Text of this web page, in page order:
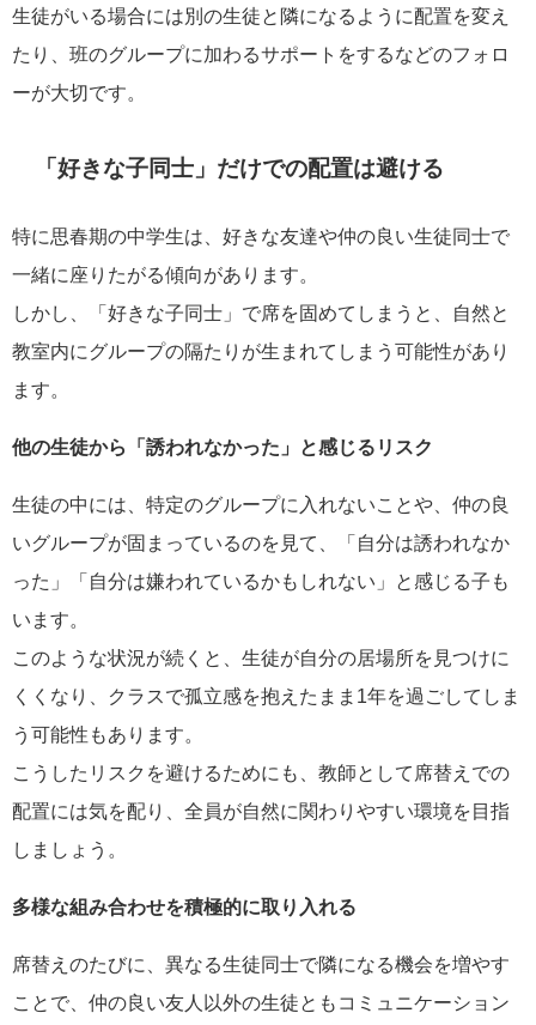
生徒がいる場合には別の生徒と隣になるように配置を変え
たり、班のグループに加わるサポートをするなどのフォロ
ーが大切です。
「好きな子同士」だけでの配置は避ける
特に思春期の中学生は、好きな友達や仲の良い生徒同士で
一緒に座りたがる傾向があります。
しかし、「好きな子同士」で席を固めてしまうと、自然と
教室内にグループの隔たりが生まれてしまう可能性があり
ます。
他の生徒から「誘われなかった」と感じるリスク
生徒の中には、特定のグループに入れないことや、仲の良
いグループが固まっているのを見て、「自分は誘われなか
った」「自分は嫌われているかもしれない」と感じる子も
います。
このような状況が続くと、生徒が自分の居場所を見つけに
くくなり、クラスで孤立感を抱えたまま1年を過ごしてしま
う可能性もあります。
こうしたリスクを避けるためにも、教師として席替えでの
配置には気を配り、全員が自然に関わりやすい環境を目指
しましょう。
多様な組み合わせを積極的に取り入れる
席替えのたびに、異なる生徒同士で隣になる機会を増やす
ことで、仲の良い友人以外の生徒ともコミュニケーション